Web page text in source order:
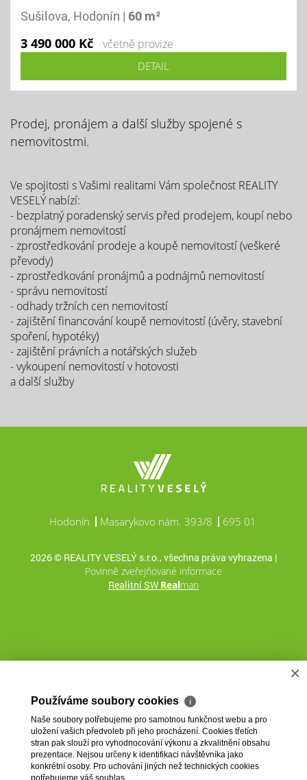
Sušilova, Hodonín | 60 m²
3 490 000 Kč
včetně provize
DETAIL
Prodej, pronájem a další služby spojené s
nemovitostmi.
Ve spojitosti s Vašimi realitami Vám společnost REALITY
VESELÝ nabízí:
- bezplatný poradenský servis před prodejem, koupí nebo
pronájmem nemovitostí
- zprostředkování prodeje a koupě nemovitostí (veškeré
převody)
- zprostředkování pronájmů a podnájmů nemovitostí
- správu nemovitostí
- odhady tržních cen nemovitostí
- zajištění financování koupě nemovitostí (úvěry, stavební
spoření, hypotéky)
- zajištění právních a notářských služeb
- vykoupení nemovitostí v hotovosti
a další služby
Hodonín Masarykovo nám. 393/8 695 01
2026 © REALITY VESELÝ s.r.o., všechna práva vyhrazena |
Povinně zveřejňované informace
Realitní SW Realman
×
Používáme soubory cookies ℹ
Naše soubory potřebujeme pro samotnou funkčnost webu a pro
uložení vašich předvoleb při jeho procházení. Cookies třetích
stran pak slouží pro vyhodnocování výkonu a zkvalitnění obsahu
prezentace. Nejsou určeny k identifikaci návštěvníka jako
konkrétní osoby. Pro uchování jiných než technických cookies
potřebujeme váš souhlas.